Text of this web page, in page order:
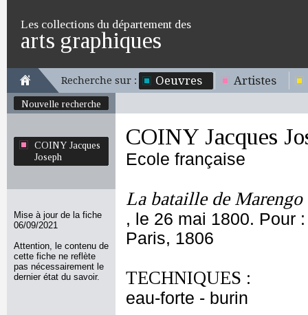
Les collections du département des
arts graphiques
Recherche sur : Oeuvres Artistes
Nouvelle recherche
COINY Jacques
Joseph
Mise à jour de la fiche
06/09/2021
Attention, le contenu de
cette fiche ne reflète
pas nécessairement le
dernier état du savoir.
COINY Jacques
Ecole française
La bataille de
, le 26 mai 1800. Pour
Paris, 1806
TECHNIQUES :
eau-forte - burin